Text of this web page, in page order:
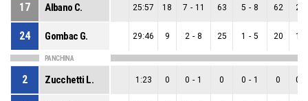
17 Albano C. 25:57 18 7 - 11 63 5 - 8 62 2
24 Gombac G. 29:46 9 2 - 8 25 1 - 5 20 1
PANCHINA
2 Zucchetti L. 1:23 0 0 - 1 0 0 - 1 0 0